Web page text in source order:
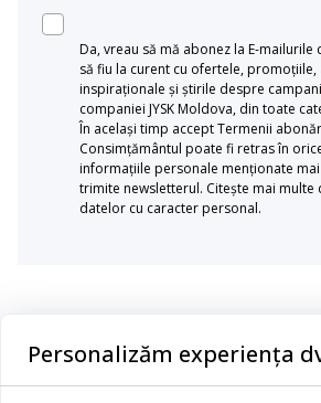
Da, vreau să mă abonez la E-mailurile
să fiu la curent cu ofertele, promoțiile,
inspiraționale și știrile despre
companiei JYSK Moldova, din toate
În același timp accept Termenii
Consimțământul poate fi retras în
informațiile personale menționate mai
trimite newsletterul. Citește mai multe
datelor cu caracter personal.
Personalizăm experiența